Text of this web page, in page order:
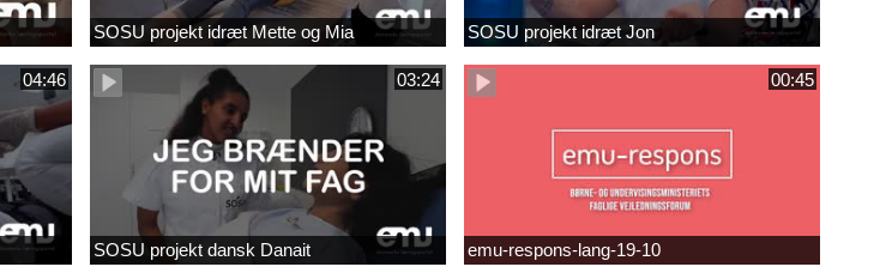
SOSU projekt idræt Mette og Mia SOSU projekt idræt Jon
04:46 03:24
SOSU projekt dansk Danait
00:45
emu-respons-lang-19-10